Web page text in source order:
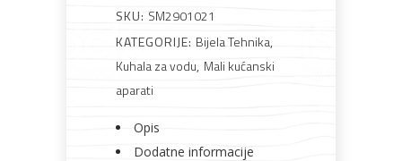
vodu
količina
SKU: SM2901021
KATEGORIJE: Bijela Tehnika,
Kuhala za vodu, Mali kućanski
aparati
Opis
Dodatne informacije